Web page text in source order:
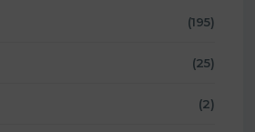
(195)
(25)
(2)